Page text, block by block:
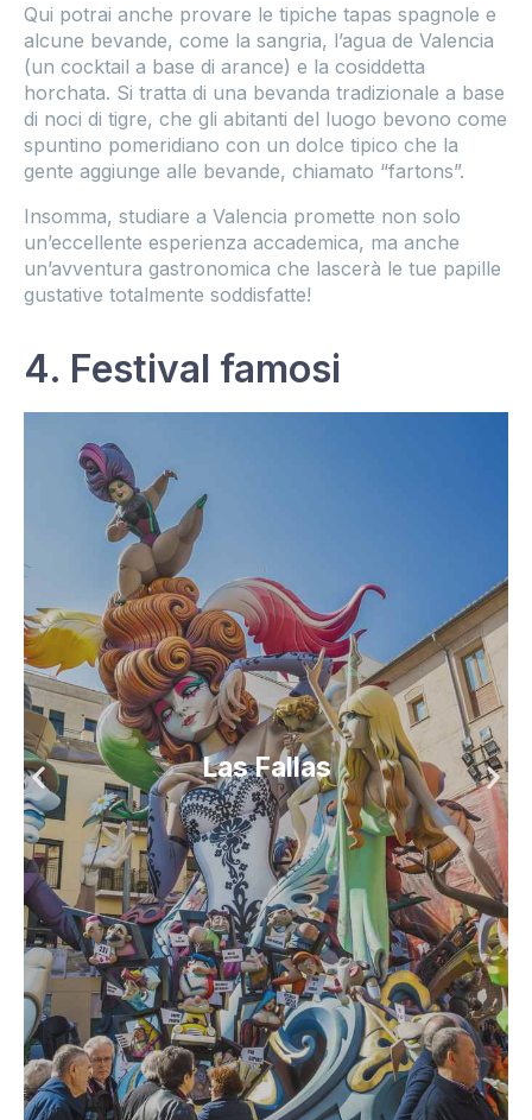
Qui potrai anche provare le tipiche tapas spagnole e
alcune bevande, come la sangria, l’agua de Valencia
(un cocktail a base di arance) e la cosiddetta
horchata. Si tratta di una bevanda tradizionale a base
di noci di tigre, che gli abitanti del luogo bevono come
spuntino pomeridiano con un dolce tipico che la
gente aggiunge alle bevande, chiamato “fartons”.
Insomma, studiare a Valencia promette non solo
un’eccellente esperienza accademica, ma anche
un’avventura gastronomica che lascerà le tue papille
gustative totalmente soddisfatte!
4. Festival famosi
Las Fallas